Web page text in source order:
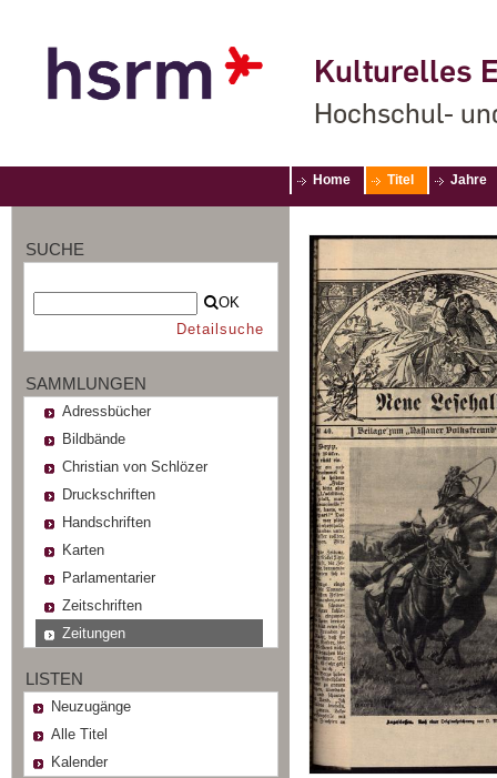
Kulturelles
Hochschul-
Home Titel Jahre
SUCHE
OK
Detailsuche
SAMMLUNGEN
Adressbücher
Bildbände
Christian von Schlözer
Druckschriften
Handschriften
Karten
Parlamentarier
Zeitschriften
Zeitungen
LISTEN
Neuzugänge
Alle Titel
Kalender